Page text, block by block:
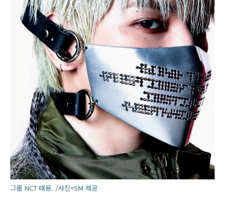
그룹 NCT 태용. /사진=SM 제공